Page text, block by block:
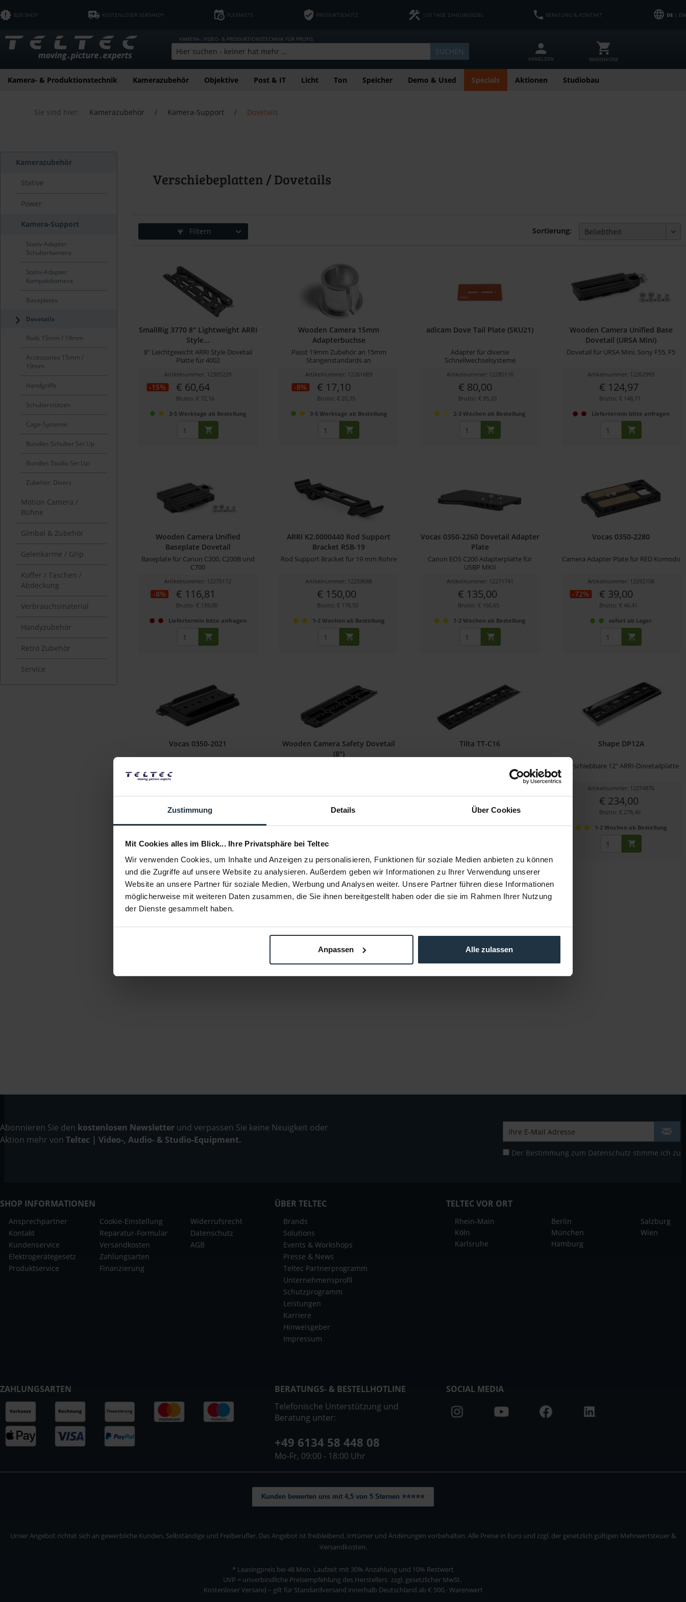
Zustimmung Details Über Cookies
Mit Cookies alles im Blick... Ihre Privatsphäre bei Teltec
Wir verwenden Cookies, um Inhalte und Anzeigen zu personalisieren, Funktionen für soziale Medien anbieten zu können
und die Zugriffe auf unsere Website zu analysieren. Außerdem geben wir Informationen zu Ihrer Verwendung unserer
Website an unsere Partner für soziale Medien, Werbung und Analysen weiter. Unsere Partner führen diese Informationen
möglicherweise mit weiteren Daten zusammen, die Sie ihnen bereitgestellt haben oder die sie im Rahmen Ihrer Nutzung
der Dienste gesammelt haben.
Anpassen Alle zulassen
B2B SHOP KOSTENLOSER VERSAND* FLEXMIETE PRODUKTSCHUTZ 120 TAGE ZAHLUNGSZIEL BERATUNG & KONTAKT DE| EN
KAMERA-, VIDEO- & PRODUKTIONSTECHNIK FÜR PROFIS
SUCHEN
ANMELDEN WARENKORB
Kamera- & Produktionstechnik Kamerazubehör Objektive Post & IT Licht Ton Speicher Demo & Used Specials Aktionen Studiobau
Sie sind hier: Kamerazubehör / Kamera-Support / Dovetails
Kamerazubehör
Stative
Power
Kamera-Support
Stativ-Adapter
Schulterkamera
Stativ-Adapter
Kompaktkamera
Baseplates
Dovetails
Rods 15mm / 19mm
Accessories 15mm /
19mm
Handgriffe
Schulterstützen
Cage-Systeme
Bundles Schulter Set Up
Bundles Studio Set Up
Zubehör: Divers
Motion Camera /
Bühne
Gimbal & Zubehör
Gelenkarme / Grip
Koffer / Taschen /
Abdeckung
Verbrauchsmaterial
Handyzubehör
Retro Zubehör
Service
Verschiebeplatten / Dovetails
Filtern Sortierung:
SmallRig 3770 8" Lightweight ARRI
Style...
8" Leichtgewicht ARRI Style Dovetail
Platte für 4002
Artikelnummer: 12305229
-15% € 60,64
Brutto: € 72,16
3-5 Werktage ab Bestellung
Wooden Camera 15mm
Adapterbuchse
Passt 19mm Zubehör an 15mm
Stangenstandards an
Artikelnummer: 12261689
-8% € 17,10
Brutto: € 20,35
3-5 Werktage ab Bestellung
adicam Dove Tail Plate (SKU21)
Adapter für diverse
Schnellwechselsysteme
Artikelnummer: 12285116
€ 80,00
Brutto: € 95,20
2-3 Wochen ab Bestellung
Wooden Camera Unified Base
Dovetail (URSA Mini)
Dovetail für URSA Mini, Sony F55, F5
Artikelnummer: 12262993
€ 124,97
Brutto: € 148,71
Liefertermin bitte anfragen
Wooden Camera Unified
Baseplate Dovetail
Baseplate für Canon C200, C200B und
C700
Artikelnummer: 12275112
-8% € 116,81
Brutto: € 139,00
Liefertermin bitte anfragen
ARRI K2.0000440 Rod Support
Bracket RSB-19
Rod Support Bracket für 19 mm Rohre
Artikelnummer: 12259688
€ 150,00
Brutto: € 178,50
1-2 Wochen ab Bestellung
Vocas 0350-2260 Dovetail Adapter
Plate
Canon EOS C200 Adapterplatte für
USBP MKII
Artikelnummer: 12271741
€ 135,00
Brutto: € 160,65
1-2 Wochen ab Bestellung
Vocas 0350-2280
Camera Adapter Plate für RED Komodo
Artikelnummer: 12292108
-72% € 39,00
Brutto: € 46,41
sofort ab Lager
Vocas 0350-2021
€ 145,00
Brutto: € 172,55
1-2 Wochen ab Bestellung
Wooden Camera Safety Dovetail
(8")
€ 154,10
Brutto: € 183,38
Liefertermin bitte anfragen
Tilta TT-C16
€ 58,85
Brutto: € 70,03
sofort ab Lager
Shape DP12A
Verschiebbare 12" ARRI-Dovetailplatte
Artikelnummer: 12274876
€ 234,00
Brutto: € 278,46
1-2 Wochen ab Bestellung
Abonnieren Sie den kostenlosen Newsletter und verpassen Sie keine Neuigkeit oder
Aktion mehr von Teltec | Video-, Audio- & Studio-Equipment.
Der Bestimmung zum Datenschutz stimme ich zu
SHOP INFORMATIONEN
Ansprechpartner
Kontakt
Kundenservice
Elektrogerätegesetz
Produktservice
Cookie-Einstellung
Reparatur-Formular
Versandkosten
Zahlungsarten
Finanzierung
Widerrufsrecht
Datenschutz
AGB
ÜBER TELTEC
Brands
Solutions
Events & Workshops
Presse & News
Teltec Partnerprogramm
Unternehmensprofil
Schutzprogramm
Leistungen
Karriere
Hinweisgeber
Impressum
TELTEC VOR ORT
Rhein-Main
Köln
Karlsruhe
Berlin
München
Hamburg
Salzburg
Wien
ZAHLUNGSARTEN
BERATUNGS- & BESTELLHOTLINE
Telefonische Unterstützung und
Beratung unter:
+49 6134 58 448 08
Mo-Fr, 09:00 - 18:00 Uhr
SOCIAL MEDIA
Kunden bewerten uns mit 4,5 von 5 Sternen ⭐⭐⭐⭐⭐
Unser Angebot richtet sich an gewerbliche Kunden, Selbständige und Freiberufler. Das Angebot ist freibleibend. Irrtümer und Änderungen vorbehalten. Alle Preise in Euro und zzgl. der gesetzlich gültigen Mehrwertsteuer &
Versandkosten.
* Leasingpreis bei 48 Mon. Laufzeit mit 30% Anzahlung und 10% Restwert
UVP = unverbindliche Preisempfehlung des Herstellers zzgl. gesetzlicher MwSt.
Kostenloser Versand – gilt für Standardversand innerhalb Deutschland ab € 500,- Warenwert